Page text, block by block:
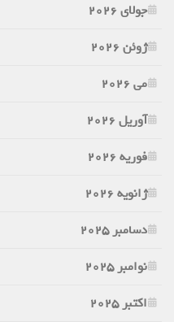
جولای 2026
ژوئن 2026
می 2026
آوریل 2026
فوریه 2026
ژانویه 2026
دسامبر 2025
نوامبر 2025
اکتبر 2025